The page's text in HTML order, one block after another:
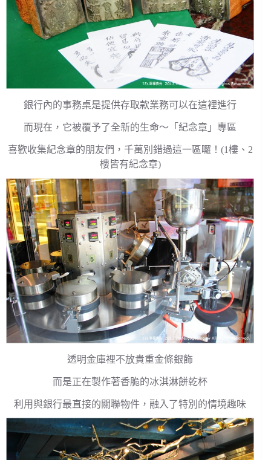
銀行內的事務桌是提供存取款業務可以在這裡進行
而現在，它被覆予了全新的生命～「紀念章」專區
喜歡收集紀念章的朋友們，千萬別錯過這一區囉！(1樓、2
樓皆有紀念章)
透明金庫裡不放貴重金條銀飾
而是正在製作著香脆的冰淇淋餅乾杯
利用與銀行最直接的關聯物件，融入了特別的情境趣味